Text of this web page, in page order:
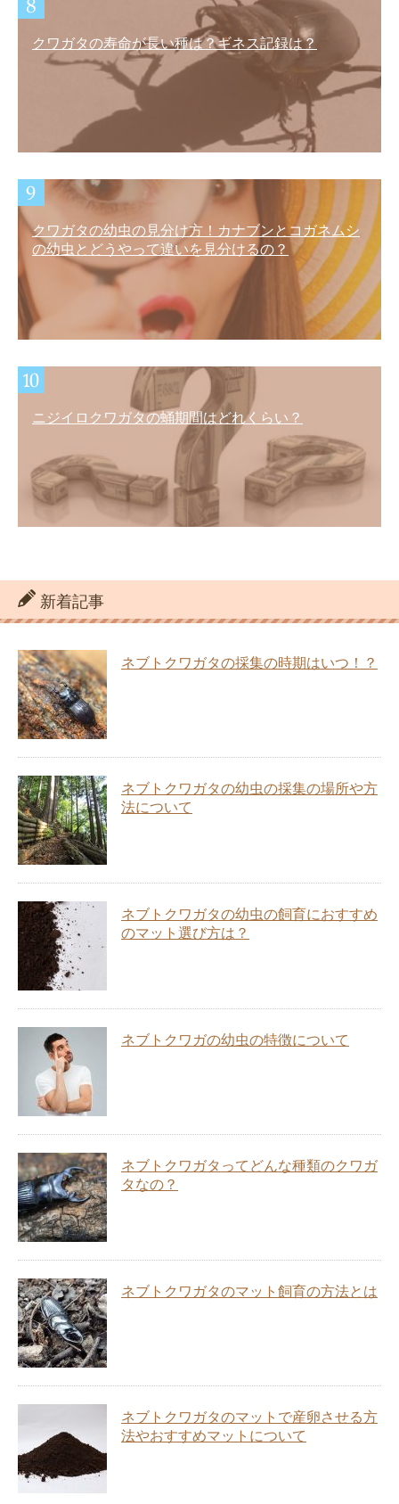
クワガタの寿命が長い種は？ギネス記録は？
クワガタの幼虫の見分け方！カナブンとコガネムシ
の幼虫とどうやって違いを見分けるの？
ニジイロクワガタの蛹期間はどれくらい？
新着記事
ネブトクワガタの採集の時期はいつ！？
ネブトクワガタの幼虫の採集の場所や方
法について
ネブトクワガタの幼虫の飼育におすすめ
のマット選び方は？
ネブトクワガの幼虫の特徴について
ネブトクワガタってどんな種類のクワガ
タなの？
ネブトクワガタのマット飼育の方法とは
ネブトクワガタのマットで産卵させる方
法やおすすめマットについて